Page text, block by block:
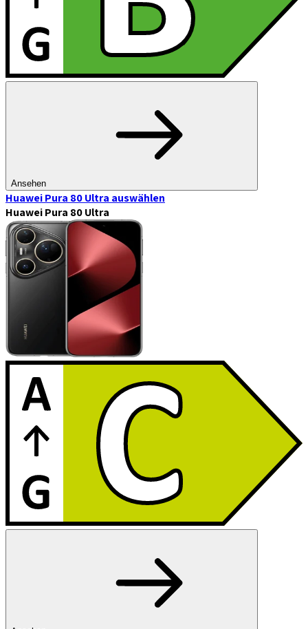
Ansehen
Huawei Pura 80 Ultra auswählen
Huawei Pura 80 Ultra